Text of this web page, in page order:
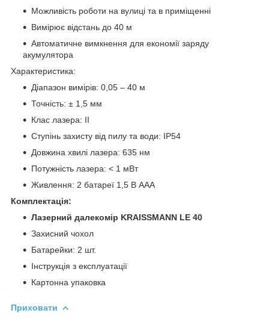
Можливість роботи на вулиці та в приміщенні
Вимірює відстань до 40 м
Автоматичне вимкнення для економії заряду
акумулятора
Характеристика:
Діапазон вимірів: 0,05 – 40 м
Точність: ± 1,5 мм
Клас лазера: II
Ступінь захисту від пилу та води: IP54
Довжина хвилі лазера: 635 нм
Потужність лазера: < 1 мВт
Живлення: 2 батареї 1,5 В AAA
Комплектація:
Лазерний далекомір KRAISSMANN LE 40
Захисний чохол
Батарейки: 2 шт.
Інструкція з експлуатації
Картонна упаковка
Приховати